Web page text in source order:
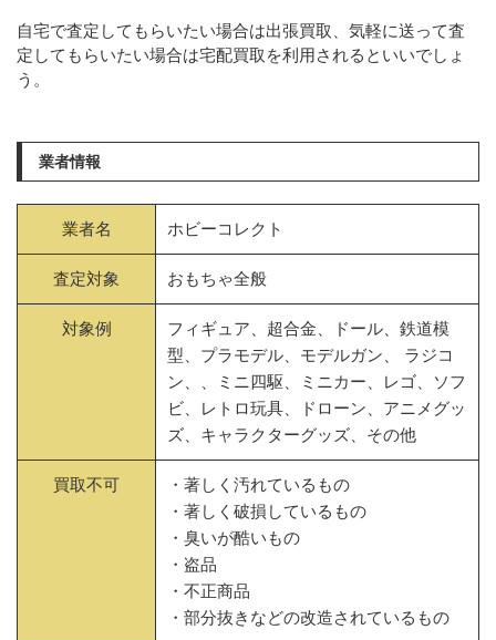
自宅で査定してもらいたい場合は出張買取、気軽に送って査
定してもらいたい場合は宅配買取を利用されるといいでしょ
う。
業者情報
業者名 ホビーコレクト
査定対象 おもちゃ全般
対象例
フィギュア、超合金、ドール、鉄道模
型、プラモデル、モデルガン、 ラジコ
ン、、ミニ四駆、ミニカー、レゴ、ソフ
ビ、レトロ玩具、ドローン、アニメグッ
ズ、キャラクターグッズ、その他
買取不可
・著しく汚れているもの
・著しく破損しているもの
・臭いが酷いもの
・盗品
・不正商品
・部分抜きなどの改造されているもの